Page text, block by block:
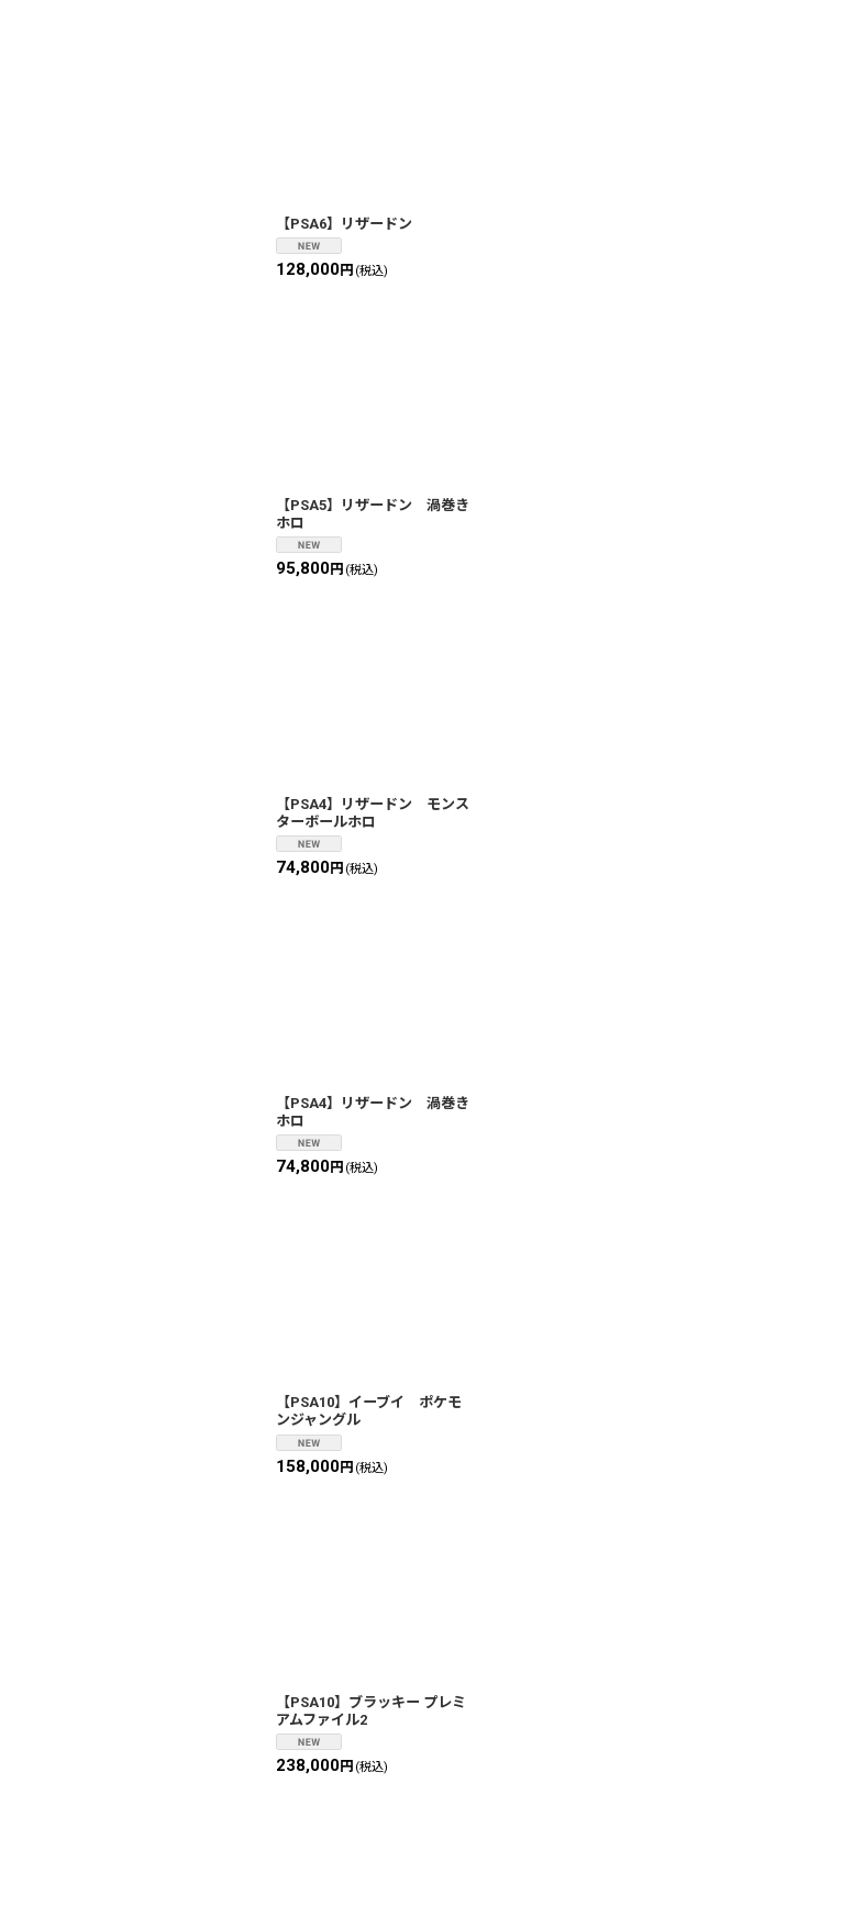
【PSA6】リザードン
128,000円 (税込)
【PSA5】リザードン 渦巻き
ホロ
95,800円 (税込)
【PSA4】リザードン モンス
ターボールホロ
74,800円 (税込)
【PSA4】リザードン 渦巻き
ホロ
74,800円 (税込)
【PSA10】イーブイ ポケモ
ンジャングル
158,000円 (税込)
【PSA10】ブラッキー プレミ
アムファイル2
238,000円 (税込)